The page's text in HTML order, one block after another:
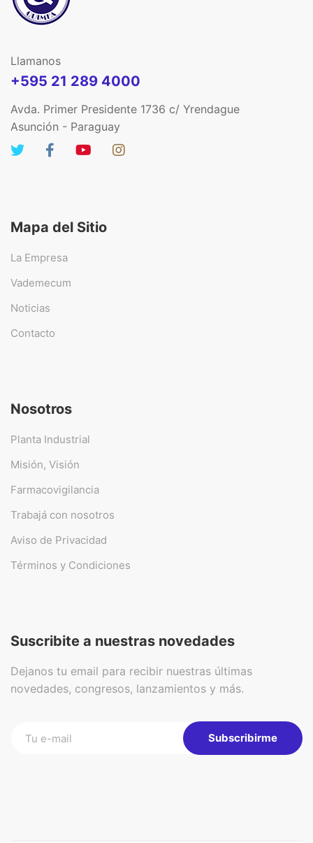
Llamanos
+595 21 289 4000
Avda. Primer Presidente 1736 c/ Yrendague
Asunción - Paraguay
Mapa del Sitio
La Empresa
Vademecum
Noticias
Contacto
Nosotros
Planta Industrial
Misión, Visión
Farmacovigilancia
Trabajá con nosotros
Aviso de Privacidad
Términos y Condiciones
Suscribite a nuestras novedades
Dejanos tu email para recibir nuestras últimas
novedades, congresos, lanzamientos y más.
Subscribirme